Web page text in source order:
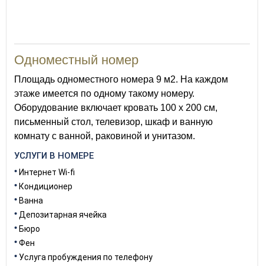
Одноместный номер
Площадь одноместного номера 9 м2. На каждом
этаже имеется по одному такому номеру.
Оборудование включает кровать 100 х 200 см,
письменный стол, телевизор, шкаф и ванную
комнату с ванной, раковиной и унитазом.
УСЛУГИ В НОМЕРЕ
Интернет Wi-fi
Кондиционер
Ванна
Депозитарная ячейка
Бюро
Фен
Услуга пробуждения по телефону